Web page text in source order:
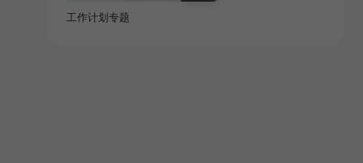
工作计划专题